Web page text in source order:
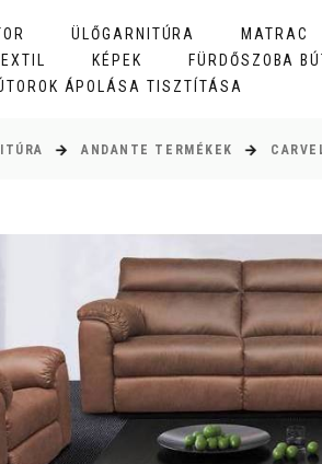
ÜLŐGARNITÚRA MATRAC
KÉPEK FÜRDŐSZOBA
ÁPOLÁSA TISZTÍTÁSA
ANDANTE TERMÉKEK